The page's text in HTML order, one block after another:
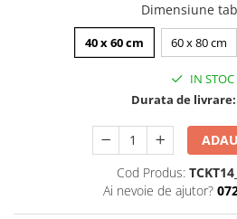
Tricouri mamici
Tricouri pescari
Tricouri gameri
Tricouri music is life
Tricouri sporturi de iarna
Dimensiune
40 x 60 cm 60 x 80 cm
IN STOC
Durata de livrare:
Cod Produs:
Ai nevoie de ajutor?